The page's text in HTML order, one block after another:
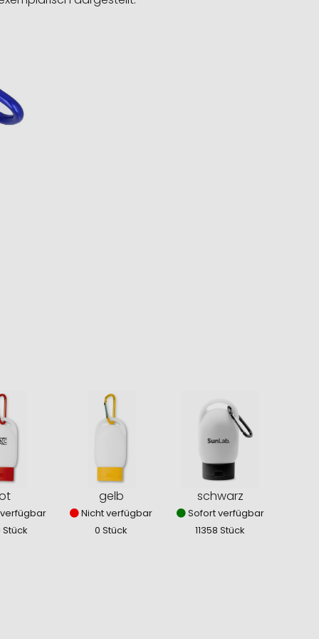
Stück
gelb
Nicht verfügbar
0 Stück
schwarz
Sofort verfügbar
11358 Stück